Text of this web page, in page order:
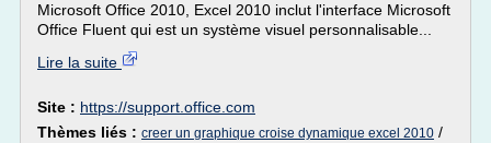
Microsoft Office 2010, Excel 2010 inclut l'interface Microsoft
Office Fluent qui est un système visuel personnalisable...
Lire la suite
Site : https://support.office.com
Thèmes liés : creer un graphique croise dynamique excel 2010 /